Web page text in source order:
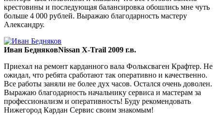
крестовины и последующая балансировка обошлись мне чуть
больше 4 000 рублей. Выражаю благодарность мастеру
Александру.
Иван БедняковNissan X-Trail 2009 г.в.
Приехал на ремонт карданного вала Фольксваген Крафтер. Не
ожидал, что ребята сработают так оперативно и качественно.
Все работы заняли не более дух часов. Остался очень доволен.
Выражаю благодарность начальнику сервиса и мастерам за
профессионализм и оперативность! Буду рекомендовать
Нижегород Кардан Сервис своим знакомым!